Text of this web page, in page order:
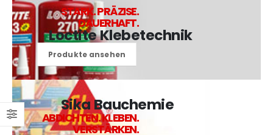
STARK. PRÄZISE.
DAUERHAFT.
Loctite Klebetechnik
Produkte ansehen
Sika Bauchemie
ABDICHTEN. KLEBEN.
VERSTÄRKEN.